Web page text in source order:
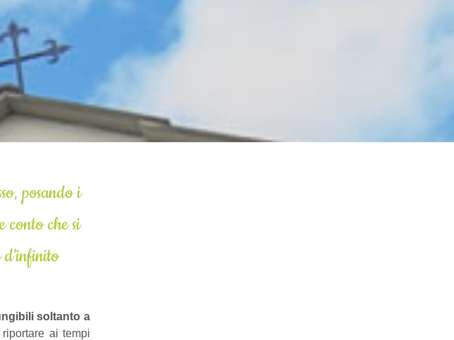
posando i
conto che si
soltanto a
ai tempi